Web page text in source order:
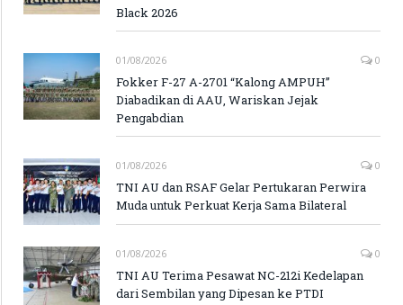
Black 2026
01/08/2026 0
Fokker F-27 A-2701 “Kalong AMPUH”
Diabadikan di AAU, Wariskan Jejak
Pengabdian
01/08/2026 0
TNI AU dan RSAF Gelar Pertukaran Perwira
Muda untuk Perkuat Kerja Sama Bilateral
01/08/2026 0
TNI AU Terima Pesawat NC-212i Kedelapan
dari Sembilan yang Dipesan ke PTDI